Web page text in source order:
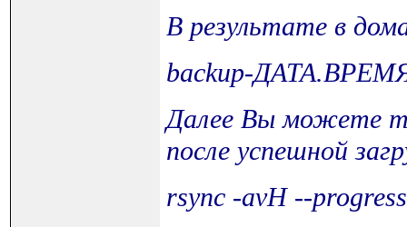
В результате в
backup-
Далее Вы можете
после успешной
rsync -avH --